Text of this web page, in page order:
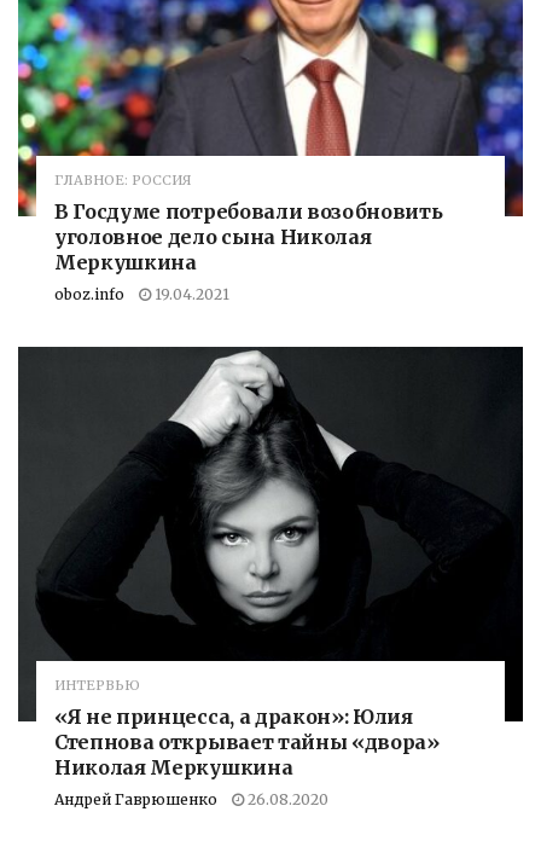
ГЛАВНОЕ: РОССИЯ
В Госдуме потребовали возобновить
уголовное дело сына Николая
Меркушкина
oboz.info 19.04.2021
ИНТЕРВЬЮ
«Я не принцесса, а дракон»: Юлия
Степнова открывает тайны «двора»
Николая Меркушкина
Андрей Гаврюшенко 26.08.2020